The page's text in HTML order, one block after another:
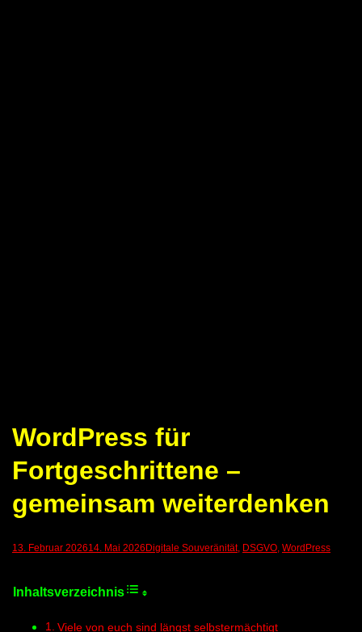
WordPress für
Fortgeschrittene –
gemeinsam weiterdenken
13. Februar 202614. Mai 2026 Digitale Souveränität, DSGVO, WordPress
Viele von euch sind längst selbstermächtigt